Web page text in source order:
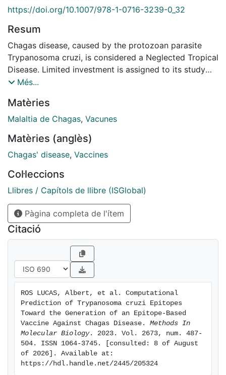
https://doi.org/10.1007/978-1-0716-3239-0_32
Resum
Chagas disease, caused by the protozoan parasite
Trypanosoma cruzi, is considered a Neglected Tropical
Disease. Limited investment is assigned to its study
and control, even though it is one of the most
vaccination strategy involving an epitope-based
vaccine that displays multiple immune determinants
the high biological complexity of the parasite and lead
to a wide and protective immune response. In this
vaccinology pipeline applied to identify the most
promising peptide sequences from T. cruzi proteins,
prioritizing evolutionary conserved sequences, to
finally select a list of T and B cell epitope candidates
to be further tested in an experimental setting. ©
2023, The Author(s), under exclusive license to
Springer Science+Business Media, LLC, part of
Springer Nature.
Més...
Matèries
Malaltia de Chagas, Vacunes
Matèries (anglès)
Chagas' disease, Vaccines
Col·leccions
Llibres / Capítols de llibre (ISGlobal)
Pàgina completa de l'ítem
Citació
ROS LUCAS, Albert, et al. Computational
Prediction of Trypanosoma cruzi Epitopes
Toward the Generation of an Epitope-Based
Vaccine Against Chagas Disease. Methods In
Molecular Biology. 2023. Vol. 2673, num. 487-
504. ISSN 1064-3745. [consulted: 8 of August
of 2026]. Available at:
https://hdl.handle.net/2445/205324